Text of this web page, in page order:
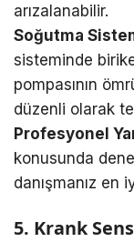
arızalanabilir.
Soğutma
sisteminde
pompasının
düzenli olarak
Profesyonel
konusunda
danışmanız en
5. Krank